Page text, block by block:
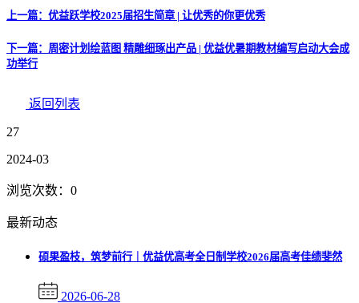
上一篇：优益跃学校2025届招生简章 | 让优秀的你更优秀
下一篇：周密计划绘蓝图 精雕细琢出产品 | 优益优暑期教材编写启动大会成
功举行
返回列表
27
2024-03
浏览次数： 0
最新动态
硕果盈枝，筑梦前行｜优益优高考全日制学校2026届高考佳绩斐然
2026-06-28